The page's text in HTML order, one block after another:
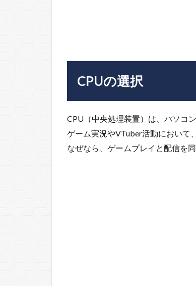
CPUの選択
CPU（中央処理装置）は、パソコ
ゲーム実況やVTuber活動において
なぜなら、ゲームプレイと配信を